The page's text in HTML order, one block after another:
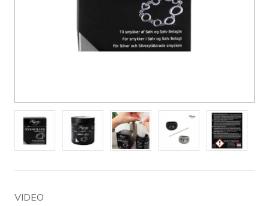
VIDEO